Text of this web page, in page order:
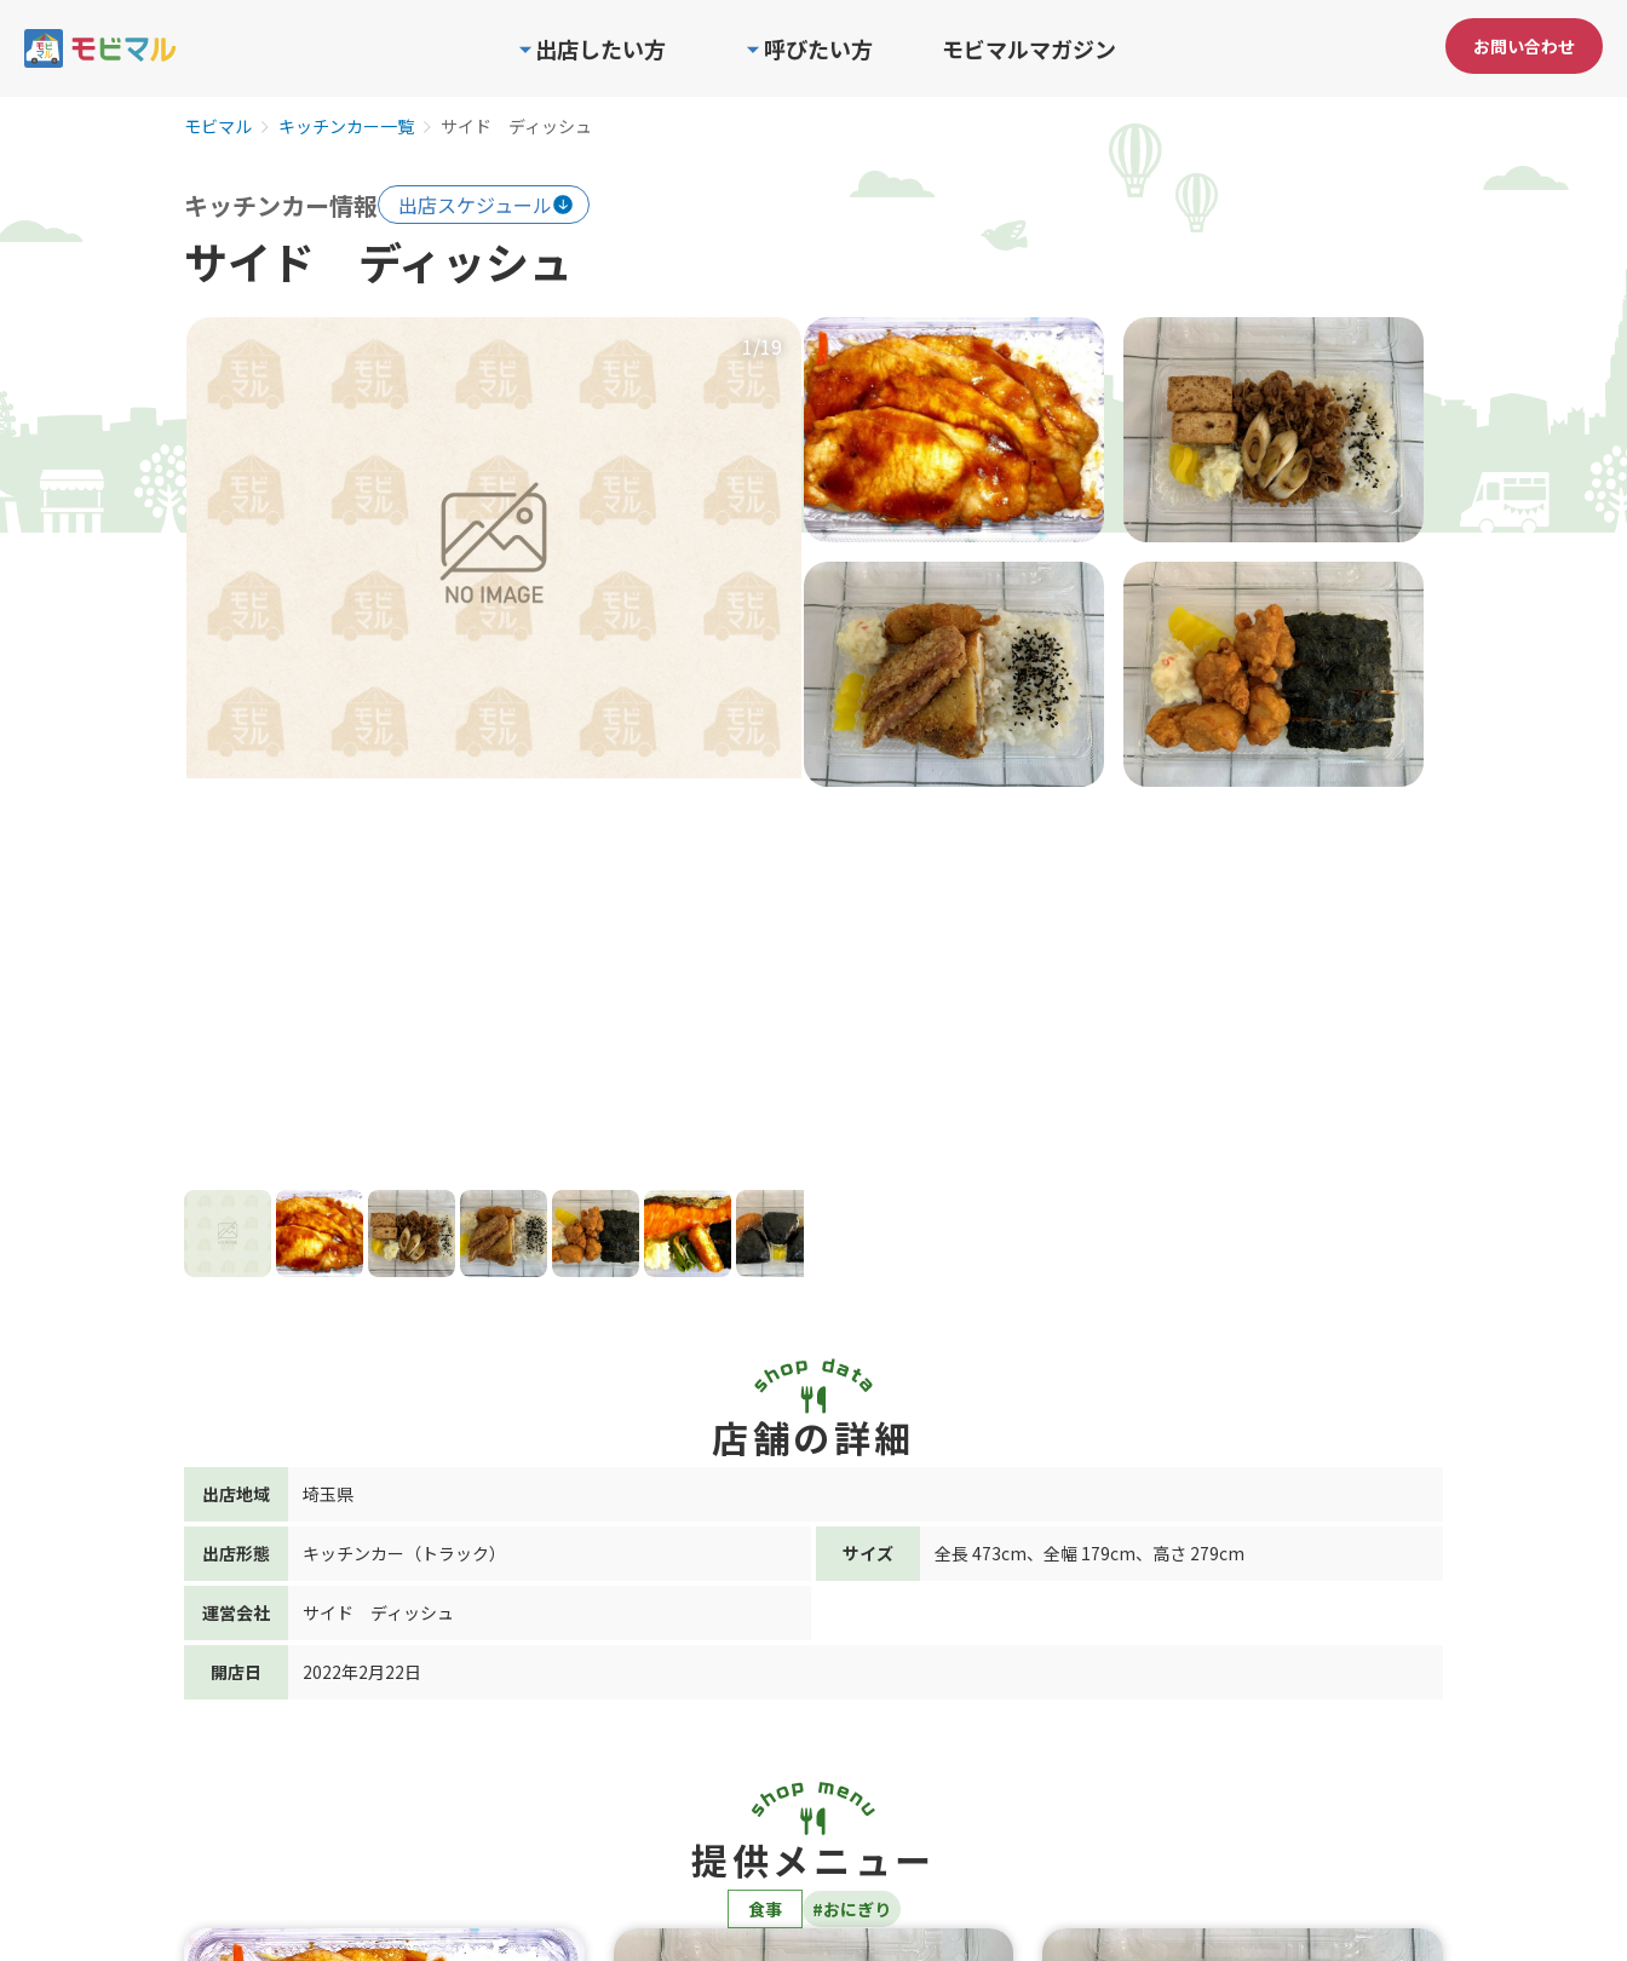
出店したい方 呼びたい方 モビマルマガジン お問い合わせ
モビマル キッチンカー一覧 サイド ディッシュ
キッチンカー情報 出店スケジュール
サイド ディッシュ
1/19
店舗の詳細
出店地域 埼玉県
出店形態 キッチンカー（トラック） サイズ 全長 473cm、 全幅 179cm、 高さ 279cm
運営会社 サイド ディッシュ
開店日 2022年2月22日
提供メニュー
食事 #おにぎり